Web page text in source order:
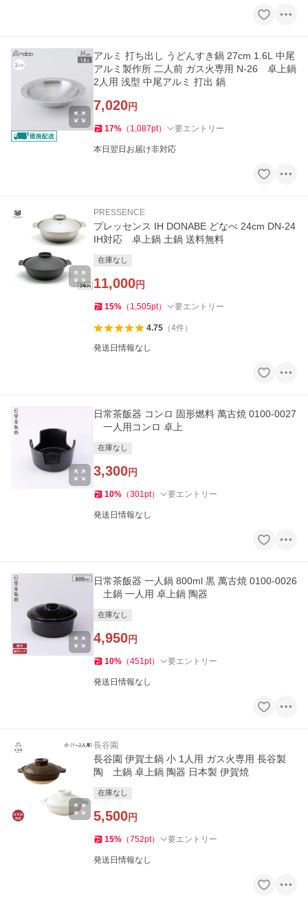
アルミ 打ち出し うどんすき鍋 27cm 1.6L 中尾
アルミ製作所 二人前 ガス火専用 N-26 卓上鍋
2人用 浅型 中尾アルミ 打出 鍋
7,020円
17% （ 1,087pt） 要エントリー
本日翌日お届け非対応
PRESSENCE
プレッセンス IH DONABE どなべ 24cm DN-24
IH対応 卓上鍋 土鍋 送料無料
在庫なし
11,000円
15% （ 1,505pt） 要エントリー
4.75（4件）
発送日情報なし
日常茶飯器 コンロ 固形燃料 萬古焼 0100-0027
一人用コンロ 卓上
在庫なし
3,300円
10% （301pt） 要エントリー
発送日情報なし
日常茶飯器 一人鍋 800ml 黒 萬古焼 0100-0026
土鍋 一人用 卓上鍋 陶器
在庫なし
4,950円
10% （451pt） 要エントリー
発送日情報なし
長谷園
長谷園 伊賀土鍋 小 1人用 ガス火専用 長谷製
陶 土鍋 卓上鍋 陶器 日本製 伊賀焼
在庫なし
5,500円
15% （752pt） 要エントリー
発送日情報なし